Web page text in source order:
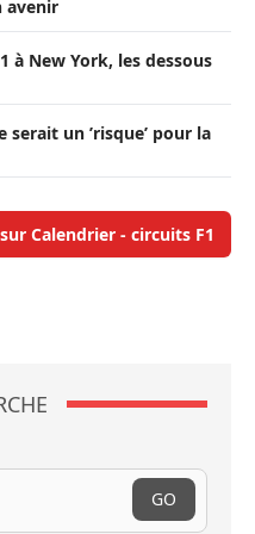
avenir
à New York, les dessous
serait un ’risque’ pour la
Calendrier - circuits F1
GO